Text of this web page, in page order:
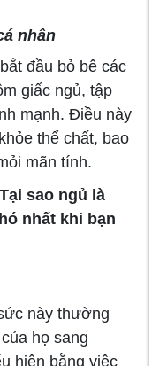
nhân
đầu bỏ bê các
giấc ngủ, tập
mạnh. Điều này
thể chất, bao
mãn tính.
Tại sao ngủ là
nhất khi bạn
này thường
họ sang
hiện bằng việc